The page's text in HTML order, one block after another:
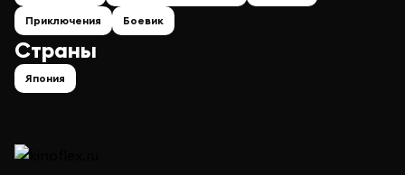
Страны
Япония
Приключения Боевик